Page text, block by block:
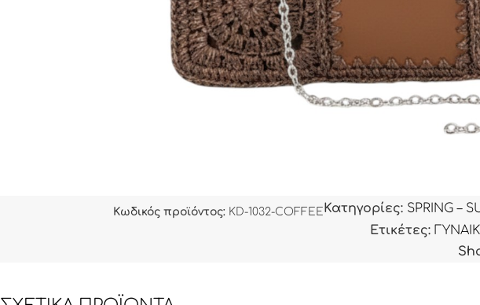
Κωδικός προϊόντος: KD-1032-COFFEE Κατηγορίες: SPRING –
Ετικέτες: